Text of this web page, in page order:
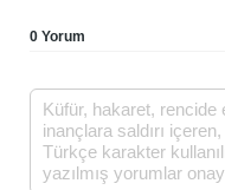
0 Yorum